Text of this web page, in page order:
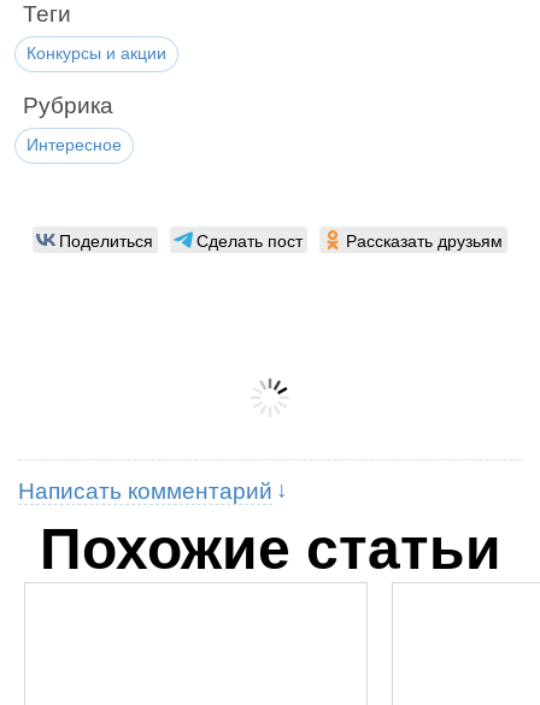
Теги
Конкурсы и акции
Рубрика
Интересное
Поделиться Сделать пост Рассказать друзьям
Написать комментарий
Похожие статьи